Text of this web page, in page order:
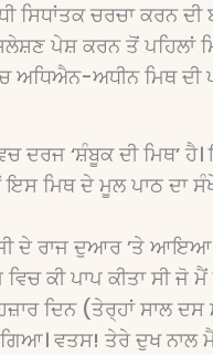
ਸਿਧਾਂਤਕ ਚਰਚਾ ਕਰਨ
ਪੇਸ਼ ਕਰਨ ਤੋਂ ਪਹਿਲਾਂ
ਅਧਿਐਨ-ਅਧੀਨ ਮਿਥ ਦੀ
‘ਸ਼ੰਬੂਕ ਦੀ ਮਿਥ’ ਹੈ।
ਮਿਥ ਦੇ ਮੂਲ ਪਾਠ ਦਾ
ਦੇ ਰਾਜ ਦੁਆਰ ’ਤੇ
ਕੀ ਪਾਪ ਕੀਤਾ ਸੀ ਜੋ
ਦਿਨ (ਤੇਰ੍ਹਾਂ ਸਾਲ ਦਸ
ਵਤਸ! ਤੇਰੇ ਦੁਖ ਨਾਲ